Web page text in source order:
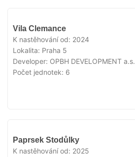
Vila Clemance
K nastěhování od: 2024
Lokalita: Praha 5
Developer: OPBH DEVELOPMENT a.s.
Počet jednotek: 6
Paprsek Stodůlky
K nastěhování od: 2025